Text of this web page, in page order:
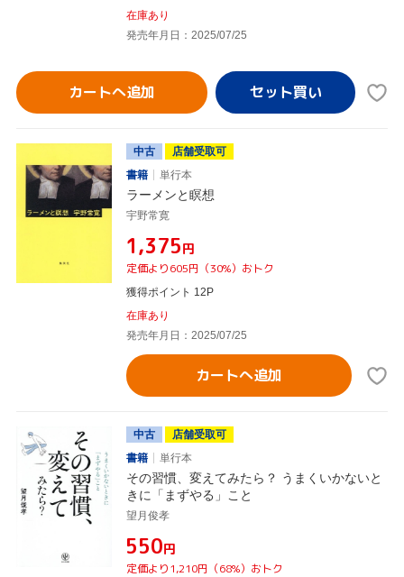
在庫あり
発売年月日：2025/07/25
カートへ追加
中古
店舗受取可
書籍
単行本
ラーメンと瞑想
宇野常寛
¥1,375円
定価より605円（30%）おトク
獲得ポイント 12P
在庫あり
発売年月日：2025/07/25
カートへ追加
中古
店舗受取可
書籍
単行本
その習慣、変えてみたら？ うまくいかないと
きに「まずやる」こと
望月俊孝
¥550円
定価より1,210円（68%）おトク